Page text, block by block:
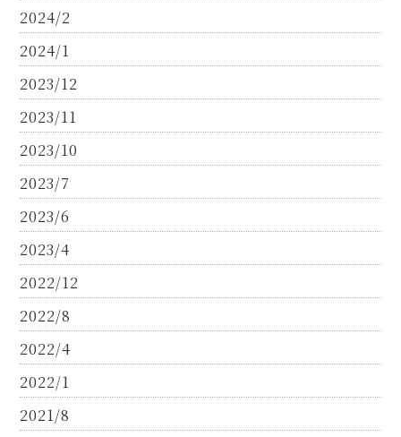
2024/2
2024/1
2023/12
2023/11
2023/10
2023/7
2023/6
2023/4
2022/12
2022/8
2022/4
2022/1
2021/8